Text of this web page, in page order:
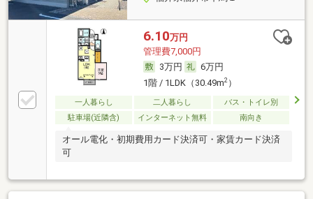
6.10万円
管理費7,000円
3万円
6万円
1階 / 1LDK（30.49m2）
一人暮らし 二人暮らし
バス・トイレ別
駐車場(近隣含)
インターネット無料 南向き
オール電化・初期費用カード決済可・家賃カード決済
可